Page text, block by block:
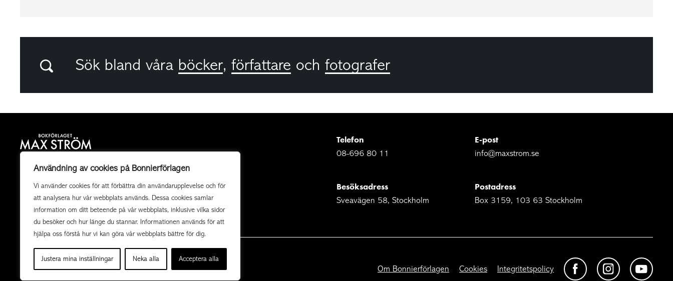
Användning av cookies på Bonnierförlagen
Vi använder cookies för att förbättra din användarupplevelse och för
att analysera hur vår webbplats används. Dessa cookies samlar
information om ditt beteende på vår webbplats, inklusive vilka sidor
du besöker och hur länge du stannar. Informationen används för att
hjälpa oss förstå hur vi kan göra vår webbplats bättre för dig.
Justera mina inställningar Neka alla Acceptera alla
Sök bland våra böcker, författare och fotografer
Bokförlaget Max Ström är ett allmänutgivande
utgivare av illustrerade böcker. Vi producerar också
uppdragsböcker av högsta kvalitet i samarbete med
organisationer och företag.
Telefon
08-696 80 11
E-post
info@maxstrom.se
Besöksadress
Sveavägen 58, Stockholm
Postadress
Box 3159, 103 63 Stockholm
Om Bonnierförlagen Cookies Integritetspolicy